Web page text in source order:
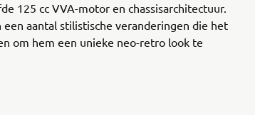
125 cc VVA-motor en chassisarchitectuur.
aantal stilistische veranderingen die het
om hem een unieke neo-retro look te